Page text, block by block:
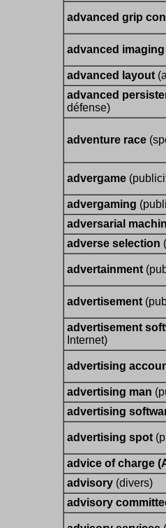
advanced grip
advanced
advanced layout
advanced
défense)
adventure race
advergame
advergaming
adversarial
adverse selection
advertainment
advertisement
advertisement
Internet)
advertising
advertising man
advertising
advertising spot
advice of charge
advisory (divers)
advisory